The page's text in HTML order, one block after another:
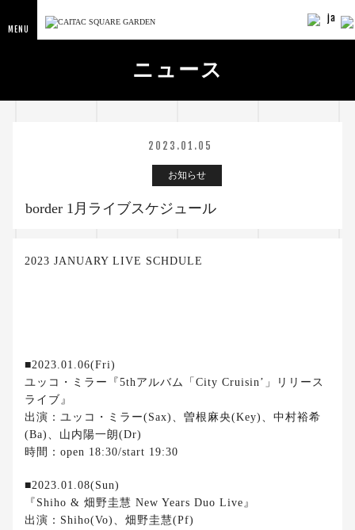
MENU
ja
ニュース
2023.01.05
お知らせ
border 1月ライブスケジュール
2023 JANUARY LIVE SCHDULE
■2023.01.06(Fri)
ユッコ・ミラー『5thアルバム「City Cruisin’」リリース
ライブ』
出演：ユッコ・ミラー(Sax)、曽根麻央(Key)、中村裕希
(Ba)、山内陽一朗(Dr)
時間：open 18:30/start 19:30
■2023.01.08(Sun)
『Shiho & 畑野圭慧 New Years Duo Live』
出演：Shiho(Vo)、畑野圭慧(Pf)